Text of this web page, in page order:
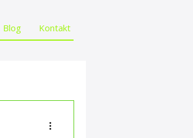
Blog Kontakt